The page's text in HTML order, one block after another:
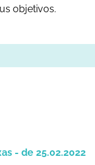
objetivos.
- de 25.02.2022